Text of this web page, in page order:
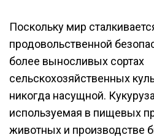
Поскольку мир
продовольственной
более выносливых сортах
сельскохозяйственных
никогда насущной.
используемая в пищевых
животных и производстве